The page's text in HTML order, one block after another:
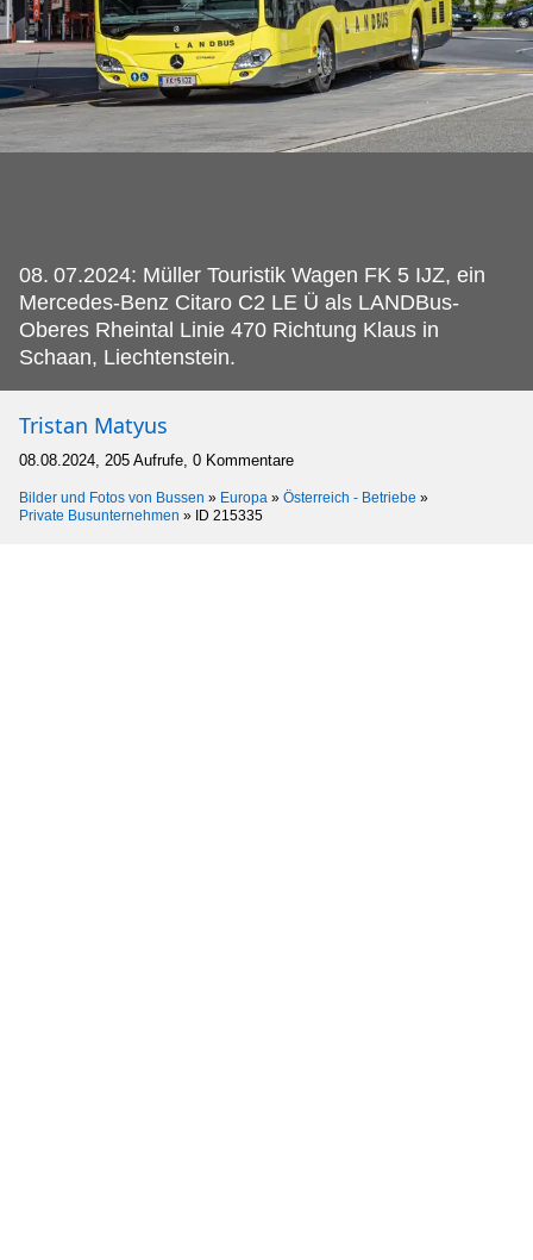
08. 07.2024: Müller Touristik Wagen FK 5 IJZ, ein
Mercedes-Benz Citaro C2 LE Ü als LANDBus-
Oberes Rheintal Linie 470 Richtung Klaus in
Schaan, Liechtenstein.
Tristan Matyus
08.08.2024, 205 Aufrufe, 0 Kommentare
Bilder und Fotos von Bussen » Europa » Österreich - Betriebe »
Private Busunternehmen » ID 215335